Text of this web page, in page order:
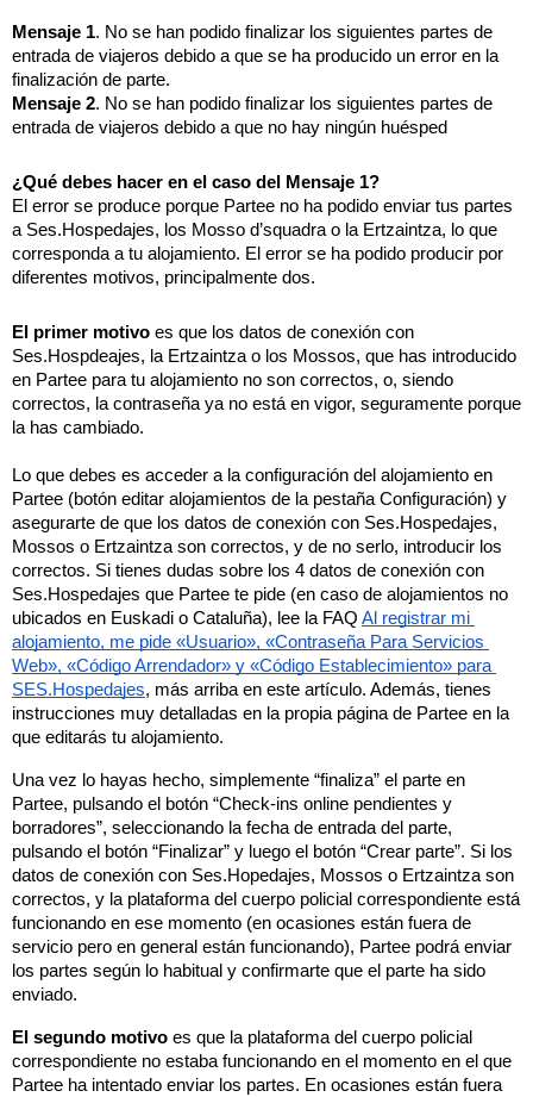
Mensaje 1. No se han podido finalizar los siguientes partes de
entrada de viajeros debido a que se ha producido un error en la
finalización de parte.
Mensaje 2. No se han podido finalizar los siguientes partes de
entrada de viajeros debido a que no hay ningún huésped
¿Qué debes hacer en el caso del Mensaje 1?
El error se produce porque Partee no ha podido enviar tus partes
a Ses.Hospedajes, los Mosso d’squadra o la Ertzaintza, lo que
corresponda a tu alojamiento. El error se ha podido producir por
diferentes motivos, principalmente dos.
El primer motivo es que los datos de conexión con
Ses.Hospdeajes, la Ertzaintza o los Mossos, que has introducido
en Partee para tu alojamiento no son correctos, o, siendo
correctos, la contraseña ya no está en vigor, seguramente porque
la has cambiado.
Lo que debes es acceder a la configuración del alojamiento en
Partee (botón editar alojamientos de la pestaña Configuración) y
asegurarte de que los datos de conexión con Ses.Hospedajes,
Mossos o Ertzaintza son correctos, y de no serlo, introducir los
correctos. Si tienes dudas sobre los 4 datos de conexión con
Ses.Hospedajes que Partee te pide (en caso de alojamientos no
ubicados en Euskadi o Cataluña), lee la FAQ Al registrar mi
alojamiento, me pide «Usuario», «Contraseña Para Servicios
Web», «Código Arrendador» y «Código Establecimiento» para
SES.Hospedajes, más arriba en este artículo. Además, tienes
instrucciones muy detalladas en la propia página de Partee en la
que editarás tu alojamiento.
Una vez lo hayas hecho, simplemente “finaliza” el parte en
Partee, pulsando el botón “Check-ins online pendientes y
borradores”, seleccionando la fecha de entrada del parte,
pulsando el botón “Finalizar” y luego el botón “Crear parte”. Si los
datos de conexión con Ses.Hopedajes, Mossos o Ertzaintza son
correctos, y la plataforma del cuerpo policial correspondiente está
funcionando en ese momento (en ocasiones están fuera de
servicio pero en general están funcionando), Partee podrá enviar
los partes según lo habitual y confirmarte que el parte ha sido
enviado.
El segundo motivo es que la plataforma del cuerpo policial
correspondiente no estaba funcionando en el momento en el que
Partee ha intentado enviar los partes. En ocasiones están fuera